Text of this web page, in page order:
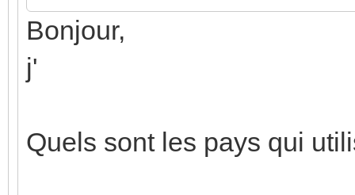
Bonjour,
j'
Quels sont les pays qui